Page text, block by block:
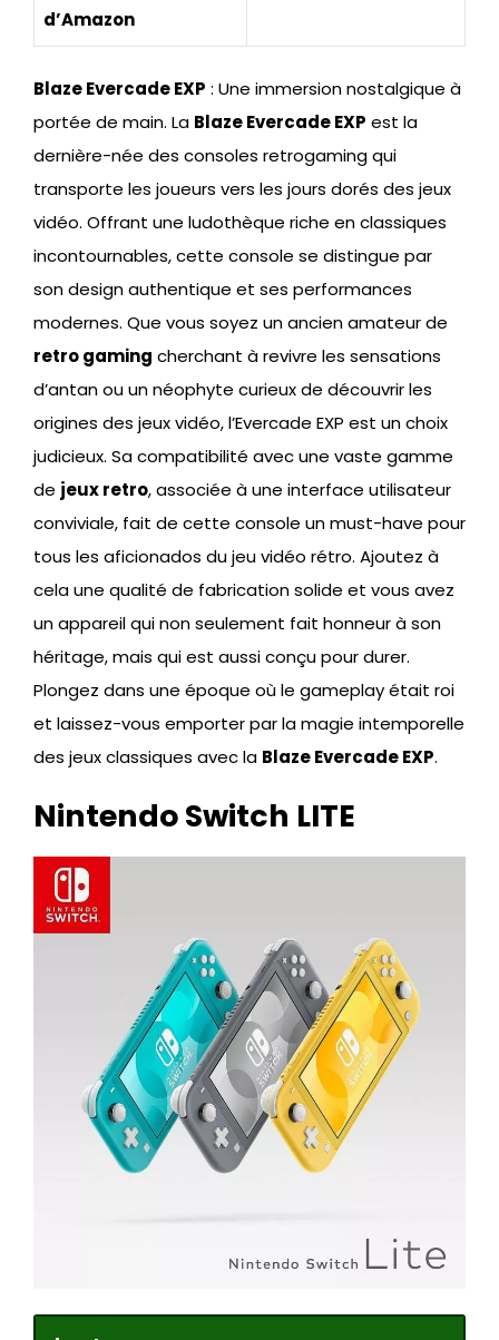
d’Amazon
Blaze Evercade EXP : Une immersion nostalgique à
portée de main. La Blaze Evercade EXP est la
dernière-née des consoles retrogaming qui
transporte les joueurs vers les jours dorés des jeux
vidéo. Offrant une ludothèque riche en classiques
incontournables, cette console se distingue par
son design authentique et ses performances
modernes. Que vous soyez un ancien amateur de
retro gaming cherchant à revivre les sensations
d’antan ou un néophyte curieux de découvrir les
origines des jeux vidéo, l’Evercade EXP est un choix
judicieux. Sa compatibilité avec une vaste gamme
de jeux retro, associée à une interface utilisateur
conviviale, fait de cette console un must-have pour
tous les aficionados du jeu vidéo rétro. Ajoutez à
cela une qualité de fabrication solide et vous avez
un appareil qui non seulement fait honneur à son
héritage, mais qui est aussi conçu pour durer.
Plongez dans une époque où le gameplay était roi
et laissez-vous emporter par la magie intemporelle
des jeux classiques avec la Blaze Evercade EXP.
Nintendo Switch LITE